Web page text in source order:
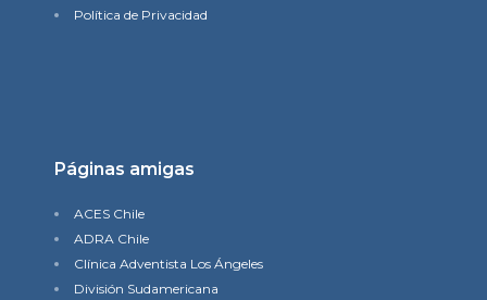
Política de Privacidad
Páginas amigas
ACES Chile
ADRA Chile
Clínica Adventista Los Ángeles
División Sudamericana